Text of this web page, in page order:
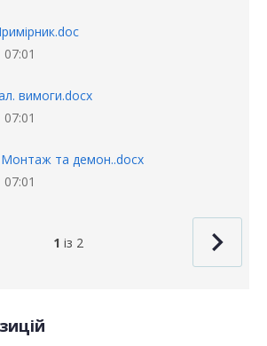
07:01
вимоги.docx
07:01
Монтаж та демон..docx
07:01
1 із 2